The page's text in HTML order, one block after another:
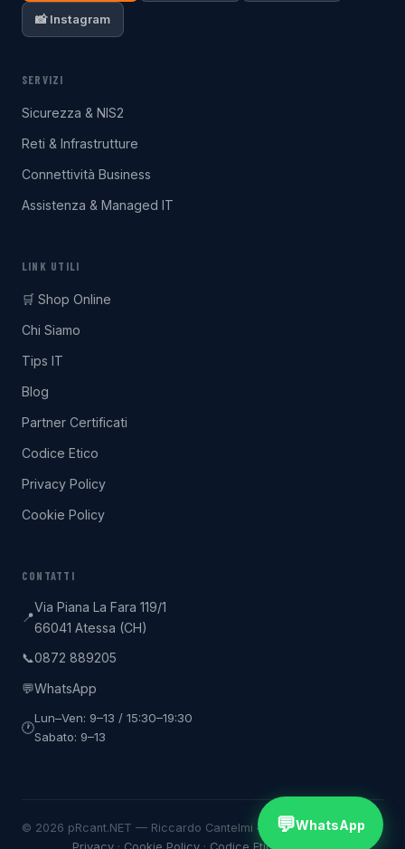
📸 Instagram
SERVIZI
Sicurezza & NIS2
Reti & Infrastrutture
Connettività Business
Assistenza & Managed IT
LINK UTILI
🛒 Shop Online
Chi Siamo
Tips IT
Blog
Partner Certificati
Codice Etico
Privacy Policy
Cookie Policy
CONTATTI
📍
Via Piana La Fara 119/1
66041 Atessa (CH)
📞0872 889205
💬WhatsApp
🕐
Lun–Ven: 9–13 / 15:30–19:30
Sabato: 9–13
© 2026 pRcant.NET — Riccardo Cantelmi — P.IVA 02239730696
💬WhatsApp